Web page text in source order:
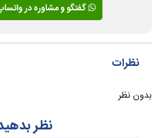
گفتگو و مشاوره در
نظرات
بدون نظر
نظر